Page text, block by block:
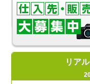
リア